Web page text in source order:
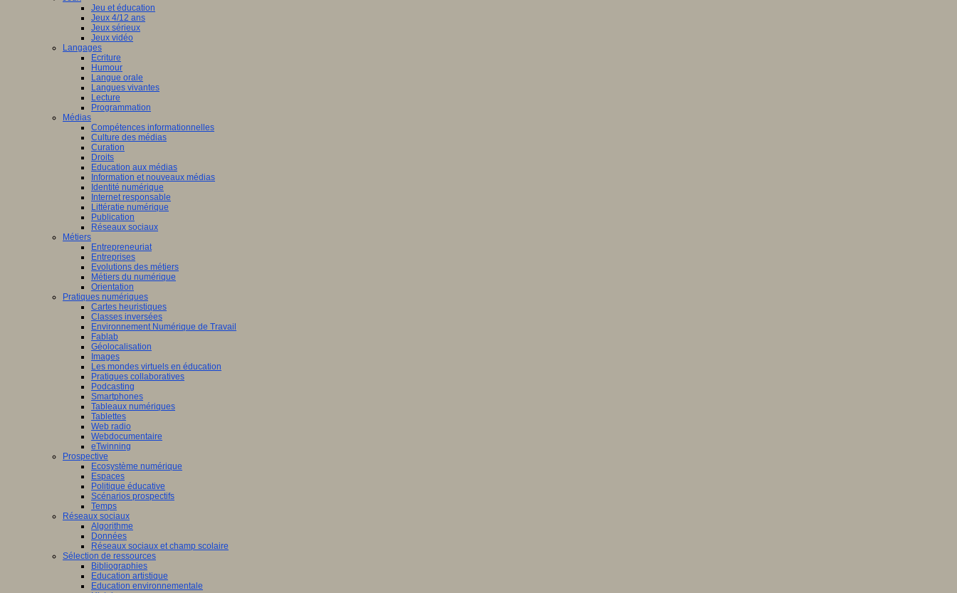
Jeu et éducation
Jeux 4/12 ans
Jeux sérieux
Jeux vidéo
Langages
Ecriture
Humour
Langue orale
Langues vivantes
Lecture
Programmation
Médias
Compétences informationnelles
Culture des médias
Curation
Droits
Education aux médias
Information et nouveaux médias
Identité numérique
Internet responsable
Littératie numérique
Publication
Réseaux sociaux
Métiers
Entrepreneuriat
Entreprises
Evolutions des métiers
Métiers du numérique
Orientation
Pratiques numériques
Cartes heuristiques
Classes inversées
Environnement Numérique de Travail
Fablab
Géolocalisation
Images
Les mondes virtuels en éducation
Pratiques collaboratives
Podcasting
Smartphones
Tableaux numériques
Tablettes
Web radio
Webdocumentaire
eTwinning
Prospective
Ecosystème numérique
Espaces
Politique éducative
Scénarios prospectifs
Temps
Réseaux sociaux
Algorithme
Données
Réseaux sociaux et champ scolaire
Sélection de ressources
Bibliographies
Education artistique
Education environnementale